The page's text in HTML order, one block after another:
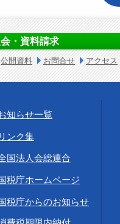
・資料請求
公開資料 お問合せ アクセス
知らせ一覧
リンク集
国法人会総連合
税庁ホームページ
税庁からのお知らせ